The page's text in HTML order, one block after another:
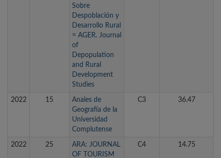
Sobre
Despoblación y
Desarrollo Rural
= AGER. Journal
of
Depopulation
and Rural
Development
Studies
2022 15
Anales de
Geografía de la
Universidad
Complutense
C3 36.47
2022 25
ARA: JOURNAL
OF TOURISM
C4 14.75